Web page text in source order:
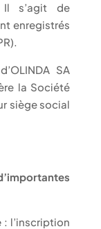
Il s’agit de
enregistrés
SA
la Société
siège social
: l’inscription